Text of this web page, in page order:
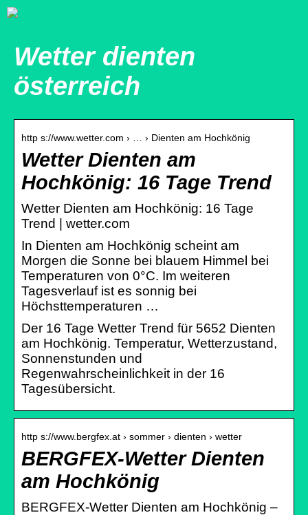
Wetter dienten
österreich
http s://www.wetter.com › … › Dienten am Hochkönig
Wetter Dienten am
Hochkönig: 16 Tage Trend
Wetter Dienten am Hochkönig: 16 Tage
Trend | wetter.com
In Dienten am Hochkönig scheint am
Morgen die Sonne bei blauem Himmel bei
Temperaturen von 0°C. Im weiteren
Tagesverlauf ist es sonnig bei
Höchsttemperaturen …
Der 16 Tage Wetter Trend für 5652 Dienten
am Hochkönig. Temperatur, Wetterzustand,
Sonnenstunden und
Regenwahrscheinlichkeit in der 16
Tagesübersicht.
http s://www.bergfex.at › sommer › dienten › wetter
BERGFEX-Wetter Dienten
am Hochkönig
BERGFEX-Wetter Dienten am Hochkönig –